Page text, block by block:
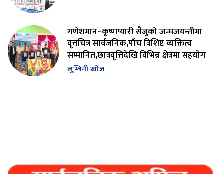
गणेशमान–कृष्णप्यारी सैजुको जन्मजयन्तीमा
वृत्तचित्र सार्वजनिक,पाँच विशिष्ट व्यक्तित्व
सम्मानित,छात्रवृत्तिदेखि विभिन्न क्षेत्रमा सहयोग
लुम्बिनी खोज